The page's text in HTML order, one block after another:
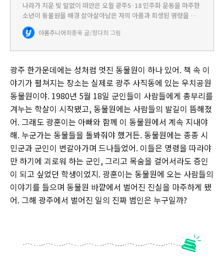
나라가 지운 빚 말없이 떠안은 오월 광주5·18 민주화 운동을 마주한
소년이 동물원을 배경 삼아살아남은 자의 아픔과 희생된 영령을 위
로하는 노래를 부르다1980년 5월 광주는 군홧발과 총칼, 몽둥이에
신음하며 처절히 저항하다 스러졌다. 그날 광주는 주검이자 슬…
아롬주니어최종욱 글/정다희 그림
광주 한가운데에는 성처럼 멋진 동물원이 하나 있어. 책 속 이
야기가 펼쳐지는 장소는 실제로 광주 사직동에 있는 우치공원
동물원이야. 1980년 5월 18일 군인들이 사람들에게 총부리를
겨누는 학살이 시작됐고, 동물원에는 사람들의 발길이 뜸해졌
어. 그래도 광훈이는 아빠와 함께 이 동물원에서 계속 지내야
해. 누군가는 동물들을 돌봐줘야 했거든. 동물원에는 종종 시
민군과 군인이 번갈아가며 드나들었어. 이들은 명령을 따라야
만 하기에 괴로워 하는 군인, 그리고 목숨을 걸어서라도 증인
이 되고 싶었던 학생이었지. 광훈이는 동물원에 오는 사람들의
이야기를 들으며 동물원 바깥에서 벌어진 진실을 마주하게 됐
어. 그해 광주에서 벌어진 일의 진짜 범인은 누구일까?